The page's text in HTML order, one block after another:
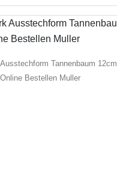
Tannenbaum 12cm
Online Bestellen Muller